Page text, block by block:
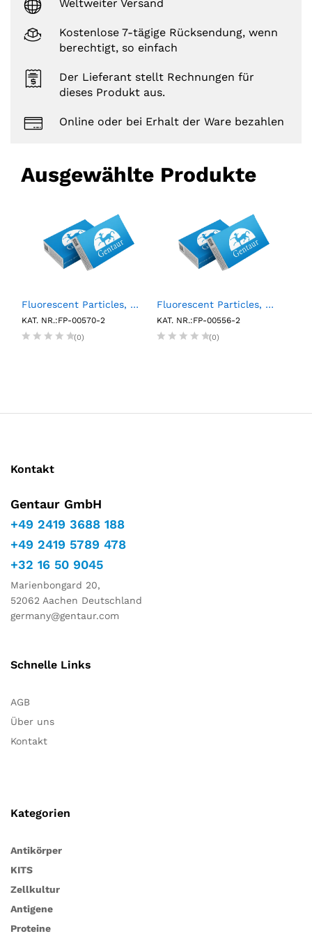
Weltweiter Versand
Kostenlose 7-tägige Rücksendung, wenn
berechtigt, so einfach
Der Lieferant stellt Rechnungen für
dieses Produkt aus.
Online oder bei Erhalt der Ware bezahlen
Ausgewählte Produkte
Fluorescent Particles, Sky Blue, 0.25%w/v, 0.04-0.09µm, 2mL
KAT. NR.:FP-00570-2
(0)
Fluorescent Particles, Nile Red, 1%w/v, 0.04-0.06µm, 2mL
KAT. NR.:FP-00556-2
(0)
Kontakt
Gentaur GmbH
+49 2419 3688 188
+49 2419 5789 478
+32 16 50 9045
Marienbongard 20,
52062 Aachen Deutschland
germany@gentaur.com
Schnelle Links
AGB
Über uns
Kontakt
Kategorien
Antikörper
KITS
Zellkultur
Antigene
Proteine